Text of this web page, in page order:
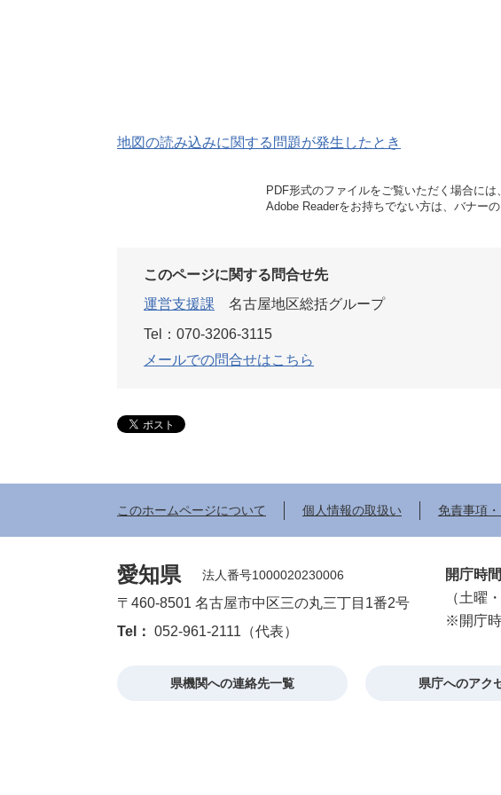
地図の読み込みに関する問題が発生したとき
PDF形式のファイルをご覧いただく場合には
Adobe Readerをお持ちでない方は、バナー
このページに関する問合せ先
運営支援課
名古屋地区総括グループ
Tel：070-3206-3115
メールでの問合せはこちら
このホームページについて 個人情報の取扱い 免責事項
愛知県 法人番号1000020230006
〒460-8501 名古屋市中区三の丸三丁目1番2号
Tel： 052-961-2111（代表）
開庁時間
（土曜
※開庁時
県機関への連絡先一覧 県庁へのアク